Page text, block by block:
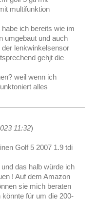
multifunktion
ich bereits wie im
umgebaut und auch
lenkwinkelsensor
gehjt die
weil wenn ich
alles
11:32)
Golf 5 2007 1.9 tdi
das halb würde ich
! Auf dem Amazon
sie mich beraten
für um die 200-